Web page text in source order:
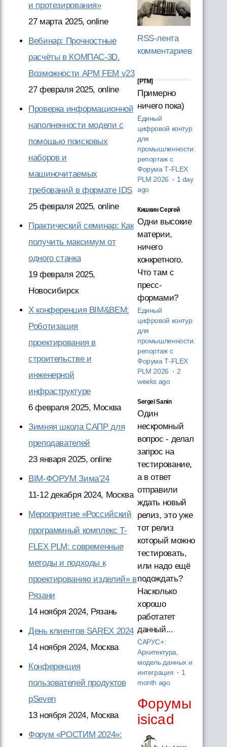
и протезирования»
27 марта 2025, online
Вебинар: Прочностные
расчёты в КОМПАС-3D.
Возможности APM FEM v23
27 февраля 2025, online
Проверка информационной
наполненности модели с
помощью поисковых
наборов и
машиночитаемых
требований в формате IDS
25 февраля 2025, online
Практический семинар: Как
получить максимум от
одного станка
19 февраля 2025,
Новосибирск
X конференция BIM&BEM:
Роботизация
проектирования в
строительстве и
инженерной
инфраструктуре
6 февраля 2025, Москва
Зимняя школа САПР для
преподавателей
23 января 2025, online
BIM-ФОРУМ Зима’24
11-12 декабря 2024, Москва
Мероприятие «Российский
программный комплекс T-
FLEX PLM: современные
методы и подходы к
проектированию изделий» в
Рязани
14 ноября 2024, Рязань
День клиентов SAREX 2024
14 ноября 2024, Москва
Конференция
пользователей продуктов
pSeven
13 ноября 2024, Москва
Форум «РОСТИМ 2024»:
RSS-лента
комментариев
[PTM]
Примерно
ничего пока)
Единый
цифровой контур
для
промышленности:
репортаж с
Форума T‑FLEX
PLM 2026 · 1 day
ago
Кишкин Сергей
Одни высокие
материи,
ничего
конкретного.
Что там с
пресс-
формами?
Единый
цифровой контур
для
промышленности:
репортаж с
Форума T‑FLEX
PLM 2026 · 2
weeks ago
Sergei Sanin
Один
нескромный
вопрос - делал
запрос на
тестирование,
а в ответ
отправили
ждать новый
релиз, это уже
тот релиз
который можно
тестировать,
или надо ещё
подождать?
Насколько
хорошо
работатет
данный...
САРУС+:
Архитектура,
модель данных и
интеграция · 1
month ago
Форумы
isicad